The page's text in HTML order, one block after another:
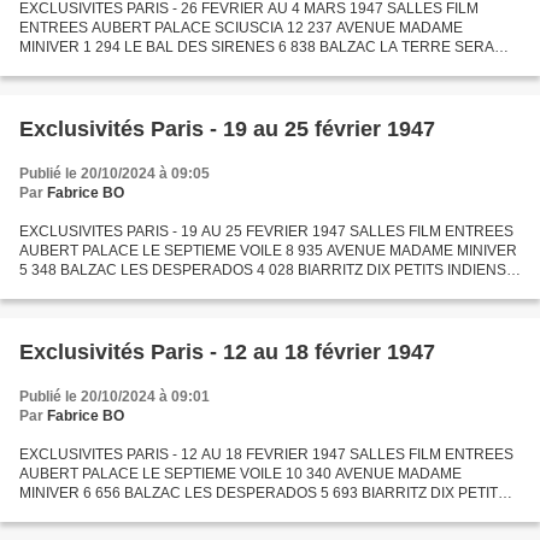
EXCLUSIVITES PARIS - 26 FEVRIER AU 4 MARS 1947 SALLES FILM
ENTREES AUBERT PALACE SCIUSCIA 12 237 AVENUE MADAME
MINIVER 1 294 LE BAL DES SIRENES 6 838 BALZAC LA TERRE SERA
SAUVAGESSE BLANCHE 2...
Exclusivités Paris - 19 au 25 février 1947
Publié le 20/10/2024 à 09:05
Par Fabrice BO
EXCLUSIVITES PARIS - 19 AU 25 FEVRIER 1947 SALLES FILM ENTREES
AUBERT PALACE LE SEPTIEME VOILE 8 935 AVENUE MADAME MINIVER
5 348 BALZAC LES DESPERADOS 4 028 BIARRITZ DIX PETITS INDIENS
DEMON NOIR...
Exclusivités Paris - 12 au 18 février 1947
Publié le 20/10/2024 à 09:01
Par Fabrice BO
EXCLUSIVITES PARIS - 12 AU 18 FEVRIER 1947 SALLES FILM ENTREES
AUBERT PALACE LE SEPTIEME VOILE 10 340 AVENUE MADAME
MINIVER 6 656 BALZAC LES DESPERADOS 5 693 BIARRITZ DIX PETITS
LE DEMON NOIR...